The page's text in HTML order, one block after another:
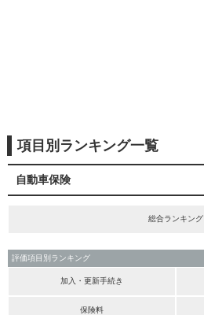
項目別ランキング一覧
自動車保険
総合ランキング
評価項目別ランキング
加入・更新手続き
保険料